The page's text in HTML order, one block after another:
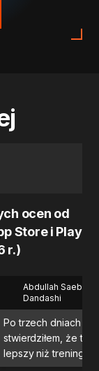
ocen od
Store i Play
r.)
Abdullah Saeb Al
Dandashi
Po trzech dniach
stwierdziłem, że ten
lepszy niż trening na